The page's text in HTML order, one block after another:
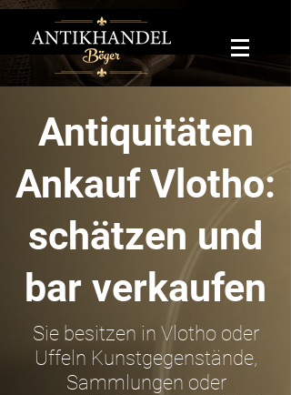
Antiquitäten
Ankauf Vlotho:
schätzen und
bar verkaufen
Sie besitzen in Vlotho oder
Uffeln Kunstgegenstände,
Sammlungen oder